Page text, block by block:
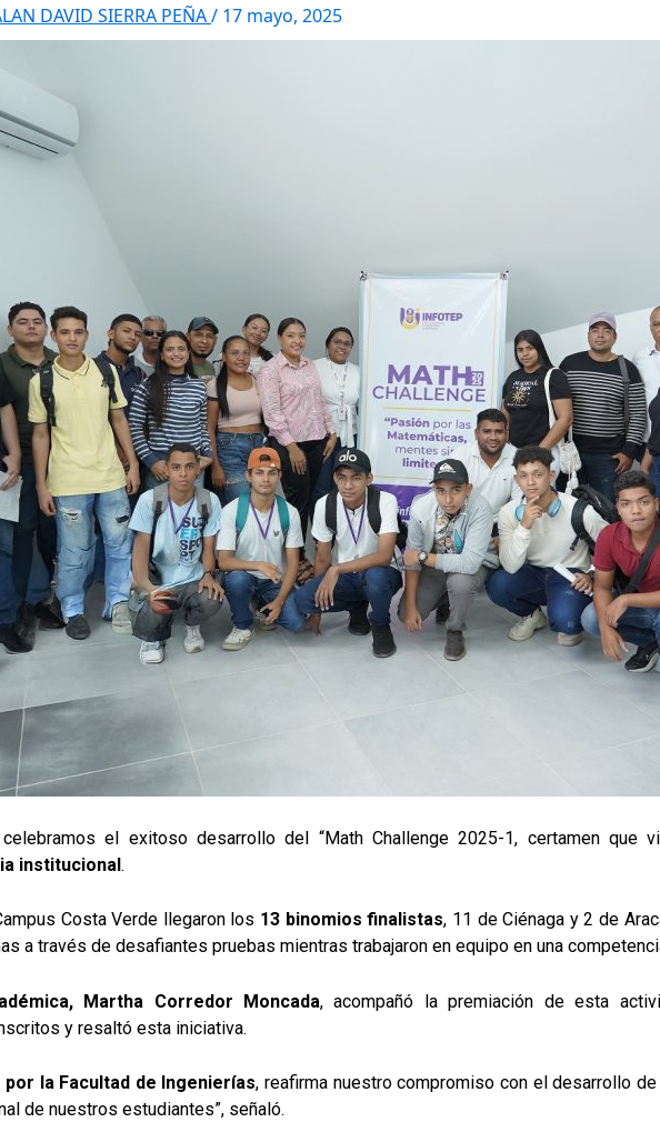
DAVID SIERRA PEÑA/ 17 mayo, 2025
celebramos el exitoso desarrollo del “Math Challenge 2025-1, certamen
institucional.
Costa Verde llegaron los 13 binomios finalistas, 11 de Ciénaga y 2 de
a través de desafiantes pruebas mientras trabajaron en equipo en una
Martha Corredor Moncada, acompañó la premiación de esta
y resaltó esta iniciativa.
por la Facultad de Ingenierías, reafirma nuestro compromiso con el desarrollo
de nuestros estudiantes”, señaló.